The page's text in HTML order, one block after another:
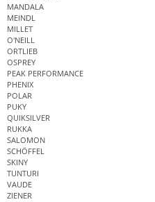
MANDALA
MEINDL
MILLET
O'NEILL
ORTLIEB
OSPREY
PEAK PERFORMANCE
PHENIX
POLAR
PUKY
QUIKSILVER
RUKKA
SALOMON
SCHÖFFEL
SKINY
TUNTURI
VAUDE
ZIENER